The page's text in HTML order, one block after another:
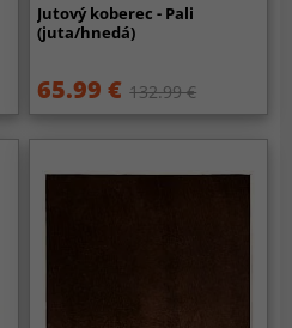
Jutový koberec - Pali
(juta/hnedá)
65.99 € 132.99 €